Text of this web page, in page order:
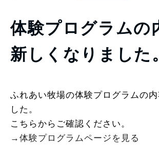
体験プログラムの
新しくなりました
ふれあい牧場の体験プログラムの内
した。
こちらからご確認ください。
→体験プログラムページを見る